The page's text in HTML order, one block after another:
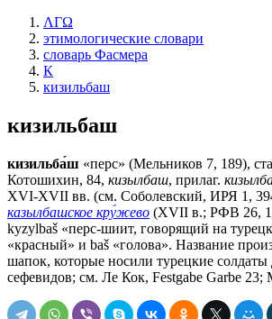
ΛΓΩ
этимологические словари
словарь Фасмера
К
кизильбаш
кизильбаш
кизильба́ш «перс» (Мельников 7, 189),
Котошихин, 84, кизылбаш, прилаг.
XVI-XVII вв. (см. Соболевский, ИРЯ 1,
казылбашское кру́жево (XVII в.; РФВ 26,
kyzylbaš «перс-шиит, говорящий на
«красный» и bаš «голова». Название
шапок, которые носили турецкие солдаты
сефевидов; см. Ле Кок, Festgabe Garbe